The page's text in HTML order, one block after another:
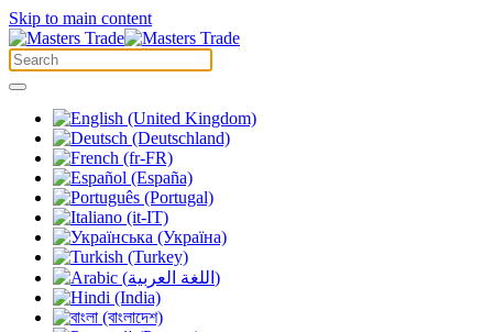
Skip to main content